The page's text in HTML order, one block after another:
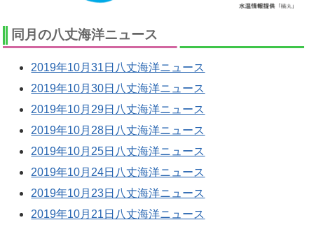
同月の八丈海洋ニュース
2019年10月31日八丈海洋ニュース
2019年10月30日八丈海洋ニュース
2019年10月29日八丈海洋ニュース
2019年10月28日八丈海洋ニュース
2019年10月25日八丈海洋ニュース
2019年10月24日八丈海洋ニュース
2019年10月23日八丈海洋ニュース
2019年10月21日八丈海洋ニュース